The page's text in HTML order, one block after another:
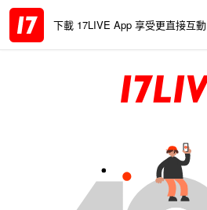
下載 17LIVE App 享受更直接互動